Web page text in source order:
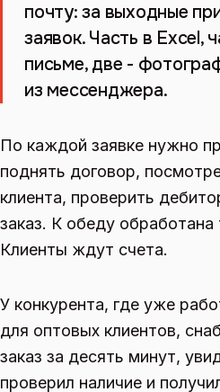
почту: за выходные
заявок. Часть в Excel,
письме, две -
из мессенджера.
По каждой заявке нужно
поднять договор,
клиента, проверить
заказ. К обеду обработана
Клиенты ждут счета.
У конкурента, где уже
для оптовых клиентов,
заказ за десять минут,
проверил наличие и